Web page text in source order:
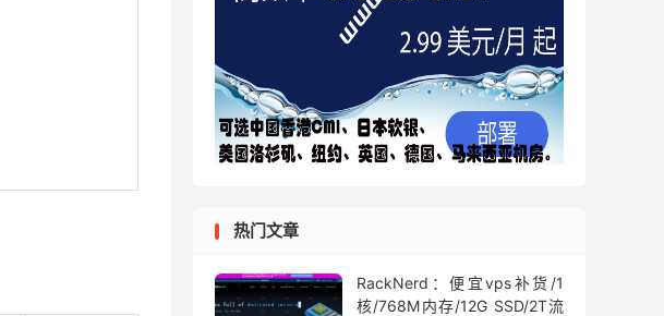
热门文章
RackNerd：便宜vps补货/1
核/768M内存/12G SSD/2T流